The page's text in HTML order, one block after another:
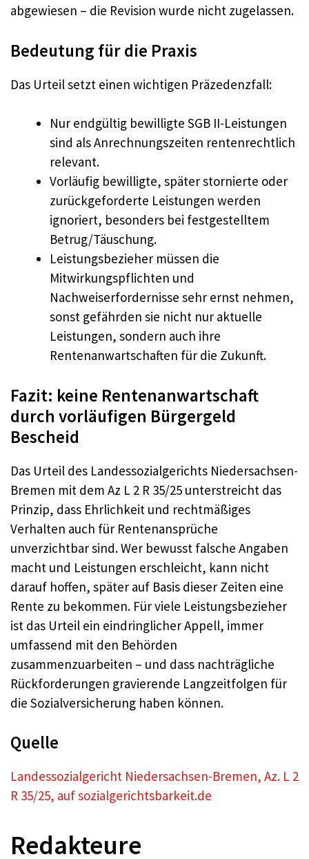
abgewiesen – die Revision wurde nicht zugelassen.
Bedeutung für die Praxis
Das Urteil setzt einen wichtigen Präzedenzfall:
Nur endgültig bewilligte SGB II-Leistungen
sind als Anrechnungszeiten rentenrechtlich
relevant.
Vorläufig bewilligte, später stornierte oder
zurückgeforderte Leistungen werden
ignoriert, besonders bei festgestelltem
Betrug/Täuschung.
Leistungsbezieher müssen die
Mitwirkungspflichten und
Nachweiserfordernisse sehr ernst nehmen,
sonst gefährden sie nicht nur aktuelle
Leistungen, sondern auch ihre
Rentenanwartschaften für die Zukunft.
Fazit: keine Rentenanwartschaft
durch vorläufigen Bürgergeld
Bescheid
Das Urteil des Landessozialgerichts Niedersachsen-
Bremen mit dem Az L 2 R 35/25 unterstreicht das
Prinzip, dass Ehrlichkeit und rechtmäßiges
Verhalten auch für Rentenansprüche
unverzichtbar sind. Wer bewusst falsche Angaben
macht und Leistungen erschleicht, kann nicht
darauf hoffen, später auf Basis dieser Zeiten eine
Rente zu bekommen. Für viele Leistungsbezieher
ist das Urteil ein eindringlicher Appell, immer
umfassend mit den Behörden
zusammenzuarbeiten – und dass nachträgliche
Rückforderungen gravierende Langzeitfolgen für
die Sozialversicherung haben können.
Quelle
Landessozialgericht Niedersachsen-Bremen, Az. L 2
R 35/25, auf sozialgerichtsbarkeit.de
Redakteure